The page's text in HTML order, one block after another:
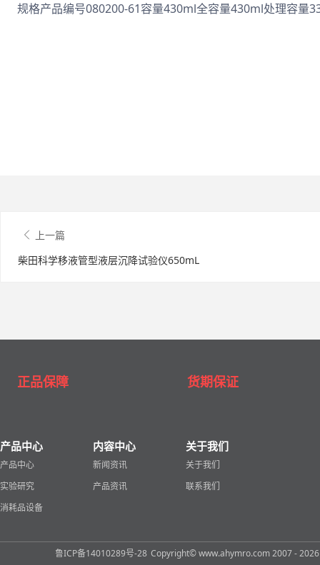
规格产品编号080200-61容量430ml全容量430ml处理容量
上一篇
柴田科学移液管型液层沉降试验仪650mL
正品保障 货期保证
产品中心
产品中心
实验研究
消耗品设备
内容中心
新闻资讯
产品资讯
关于我们
关于我们
联系我们
鲁ICP备14010289号-28 Copyright© www.ahymro.com 2007 - 2026